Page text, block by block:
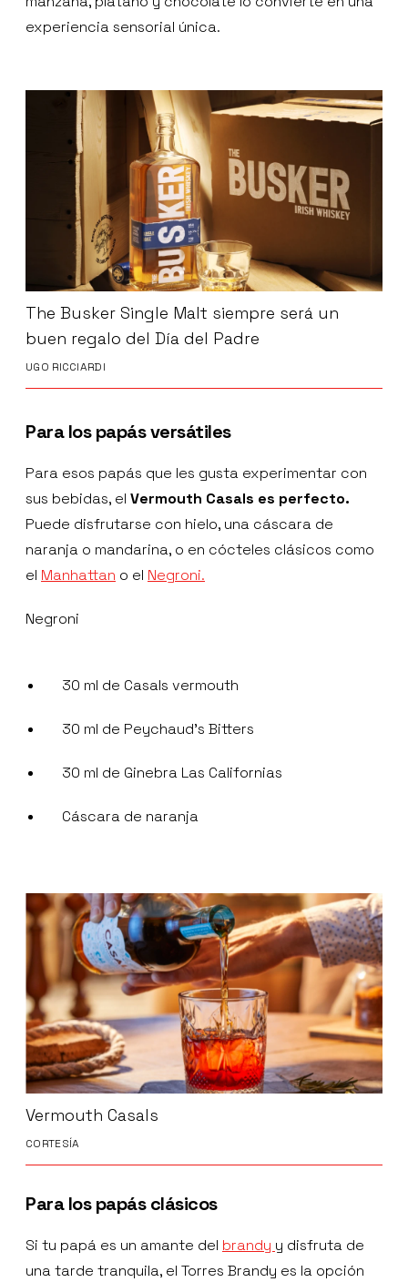
experiencia sensorial única.
The Busker Single Malt siempre será un
buen regalo del Día del Padre
UGO RICCIARDI
Para los papás versátiles
Para esos papás que les gusta experimentar con
sus bebidas, el Vermouth Casals es perfecto.
Puede disfrutarse con hielo, una cáscara de
naranja o mandarina, o en cócteles clásicos como
el Manhattan o el Negroni.
Negroni
30 ml de Casals vermouth
30 ml de Peychaud’s Bitters
30 ml de Ginebra Las Californias
Cáscara de naranja
Vermouth Casals
CORTESÍA
Para los papás clásicos
Si tu papá es un amante del brandy y disfruta de
una tarde tranquila, el Torres Brandy es la opción